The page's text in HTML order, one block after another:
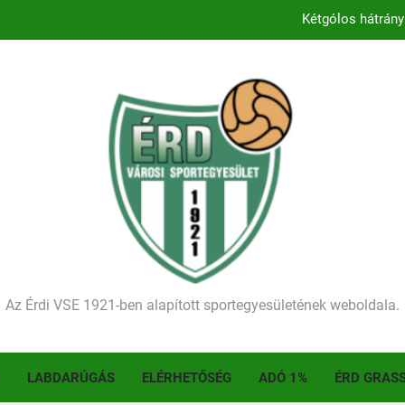
Kezdődik a 2026–2027-es
Ellenfelünk visszalépése miatt játék nélkül
Kezdődik a 2026–2027-es
Történelmet írt az I. Érdi Football Fesztivál –
Az Érdi VSE 1921-ben alapított sportegyesületének weboldala.
LABDARÚGÁS ELÉRHETŐSÉG ADÓ 1% ÉRD